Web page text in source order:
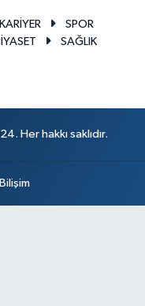
KARİYER
SPOR
SAĞLIK
Her hakkı saklıdır.